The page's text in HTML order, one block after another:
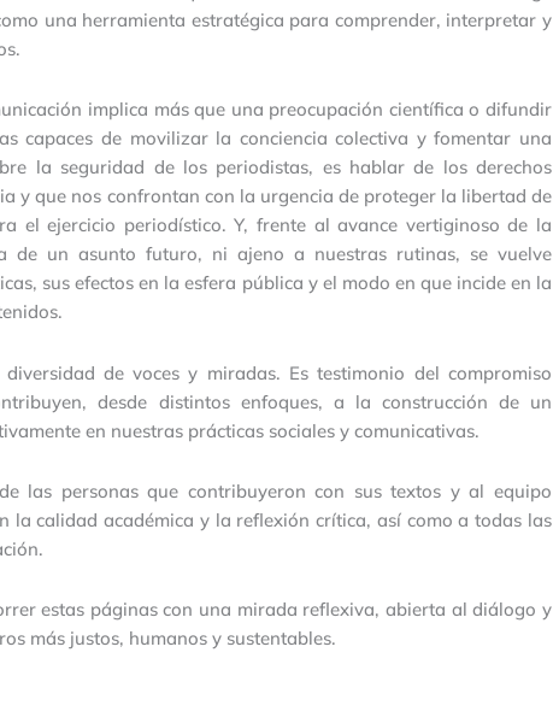
una herramienta estratégica para comprender, interpretar y
implica más que una preocupación científica o difundir
capaces de movilizar la conciencia colectiva y fomentar una
la seguridad de los periodistas, es hablar de los derechos
y que nos confrontan con la urgencia de proteger la libertad de
el ejercicio periodístico. Y, frente al avance vertiginoso de la
de un asunto futuro, ni ajeno a nuestras rutinas, se vuelve
sus efectos en la esfera pública y el modo en que incide en la
de voces y miradas. Es testimonio del compromiso
desde distintos enfoques, a la construcción de un
en nuestras prácticas sociales y comunicativas.
las personas que contribuyeron con sus textos y al equipo
la calidad académica y la reflexión crítica, así como a todas las
estas páginas con una mirada reflexiva, abierta al diálogo y
más justos, humanos y sustentables.